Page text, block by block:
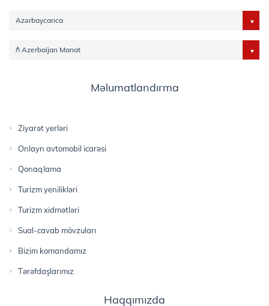
Azərbaycanca
₼ Azerbaijan Manat
Məlumatlandırma
Ziyarət yerləri
Onlayn avtomobil icarəsi
Qonaqlama
Turizm yenilikləri
Turizm xidmətləri
Sual-cavab mövzuları
Bizim komandamız
Tərəfdaşlarımız
Haqqımızda